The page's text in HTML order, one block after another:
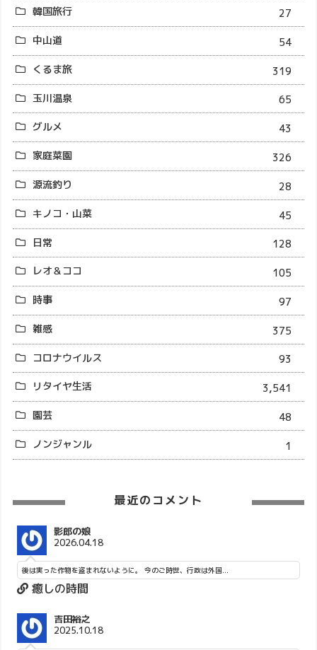
韓国旅行
27
中山道
54
くるま旅
319
玉川温泉
65
グルメ
43
家庭菜園
326
源流釣り
28
キノコ・山菜
45
日常
128
レオ＆ココ
105
時事
97
雑感
375
コロナウイルス
93
リタイヤ生活
3,541
園芸
48
ノンジャンル
1
最近のコメント
影郎の娘
2026.04.18
後は実った作物を盗まれないように。 今のご時世、行政は外国...
癒しの時間
吉田裕之
2025.10.18